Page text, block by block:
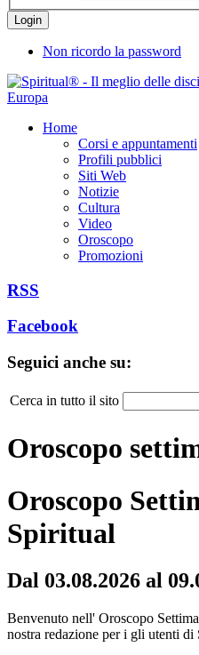
Non ricordo la password
Home
Corsi e appuntamenti
Profili pubblici
Siti Web
Notizie
Cultura
Video
Oroscopo
Promozioni
RSS
Facebook
Seguici anche su:
Cerca in tutto il sito
Oroscopo
Oroscopo
Spiritual
Dal 03.08.2026 al
Benvenuto nell' Oroscopo
nostra redazione per i gli utenti di